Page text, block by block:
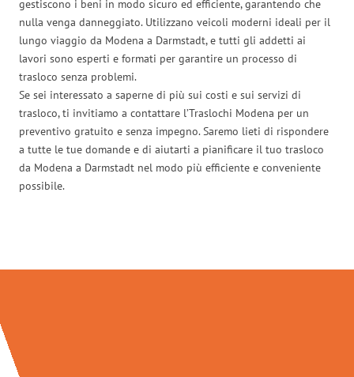
gestiscono i beni in modo sicuro ed efficiente, garantendo che
nulla venga danneggiato. Utilizzano veicoli moderni ideali per il
lungo viaggio da Modena a Darmstadt, e tutti gli addetti ai
lavori sono esperti e formati per garantire un processo di
trasloco senza problemi.
Se sei interessato a saperne di più sui costi e sui servizi di
trasloco, ti invitiamo a contattare l’Traslochi Modena per un
preventivo gratuito e senza impegno. Saremo lieti di rispondere
a tutte le tue domande e di aiutarti a pianificare il tuo trasloco
da Modena a Darmstadt nel modo più efficiente e conveniente
possibile.